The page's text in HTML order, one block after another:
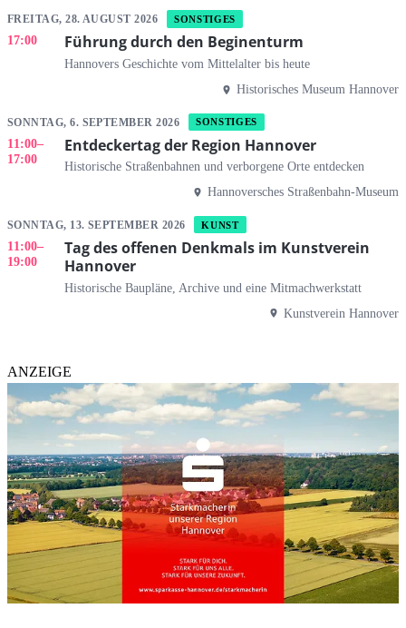
FREITAG, 28. AUGUST 2026 SONSTIGES
17:00 Führung durch den Beginenturm
Hannovers Geschichte vom Mittelalter bis heute
Historisches Museum Hannover
SONNTAG, 6. SEPTEMBER 2026 SONSTIGES
11:00–
17:00
Entdeckertag der Region Hannover
Historische Straßenbahnen und verborgene Orte entdecken
Hannoversches Straßenbahn-Museum
SONNTAG, 13. SEPTEMBER 2026 KUNST
11:00–
19:00
Tag des offenen Denkmals im Kunstverein
Hannover
Historische Baupläne, Archive und eine Mitmachwerkstatt
Kunstverein Hannover
ANZEIGE